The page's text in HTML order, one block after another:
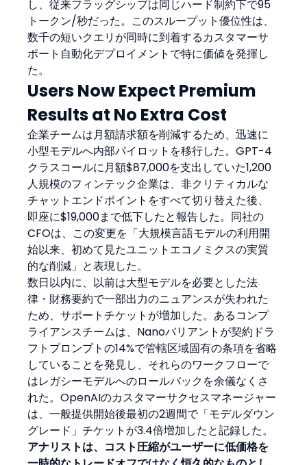
し、従来フラッグシップは同じハード制約下で95
トークン/秒だった。このスループット優位性は、
数千の短いクエリが同時に到着するカスタマーサ
ポート自動化デプロイメントで特に価値を発揮し
た。
Users Now Expect Premium
Results at No Extra Cost
企業チームは月額請求額を削減するため、迅速に
小型モデルへ内部パイロットを移行した。GPT-4
クラスコールに月額$87,000を支出していた1,200
人規模のフィンテック企業は、非クリティカルな
チャットエンドポイントをすべて切り替えた後、
即座に$19,000まで低下したと報告した。同社の
CFOは、この変更を「大規模言語モデルの利用開
始以来、初めて見たユニットエコノミクスの実質
的な削減」と表現した。
数日以内に、以前は大型モデルを必要とした法
律・財務要約で一部出力のニュアンスが失われた
ため、サポートチケットが増加した。あるコンプ
ライアンスチームは、Nanoバリアントが契約ドラ
フトプロンプトの14%で管轄区域固有の条項を省略
していることを発見し、それらのワークフローで
はレガシーモデルへのロールバックを余儀なくさ
れた。OpenAIのカスタマーサクセスマネージャー
は、一般提供開始後最初の2週間で「モデルダウン
グレード」チケットが3.4倍増加したと記録した。
アナリストは、コスト圧縮がユーザーに低価格を